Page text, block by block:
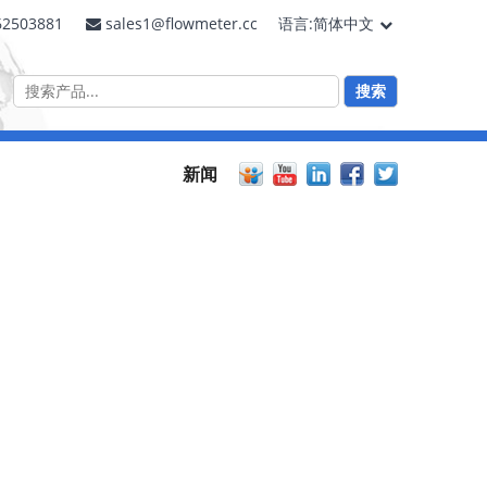
sales1@flowmeter.cc 语言:简体中文
新闻